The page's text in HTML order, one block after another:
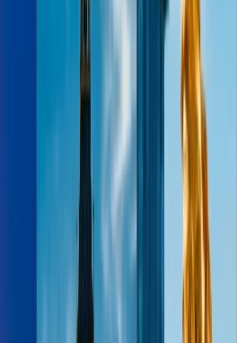
conocida como programa Medallion
Plato, Oro, Platino y Diamante. Las
a usted en ganar el estado de
elite, usted puede disfrutar numeras
ventajas que puede esperar de la
en Programa de Hertz Gold